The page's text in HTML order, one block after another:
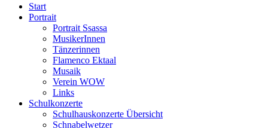
Start
Portrait
Portrait Ssassa
MusikerInnen
Tänzerinnen
Flamenco Ektaal
Musaik
Verein WOW
Links
Schulkonzerte
Schulhauskonzerte Übersicht
Schnabelwetzer